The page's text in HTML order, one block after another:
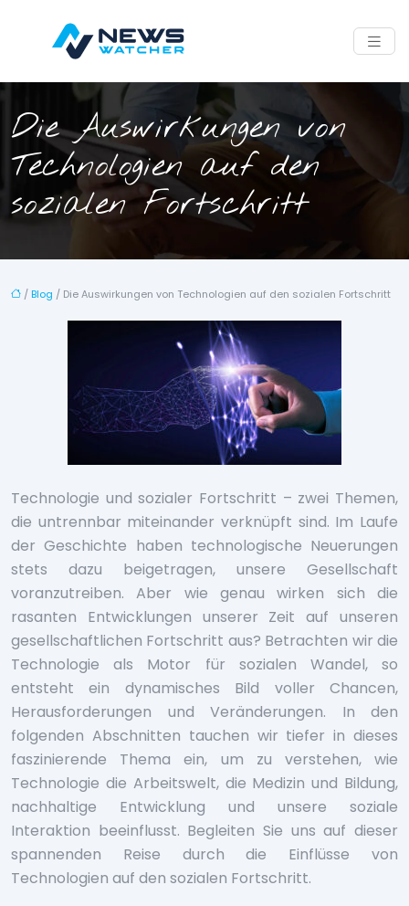
Die Auswirkungen von
Technologien auf den
sozialen Fortschritt
/ Blog / Die Auswirkungen von Technologien auf den sozialen Fortschritt
Technologie und sozialer Fortschritt – zwei Themen,
die untrennbar miteinander verknüpft sind. Im Laufe
der Geschichte haben technologische Neuerungen
stets dazu beigetragen, unsere Gesellschaft
voranzutreiben. Aber wie genau wirken sich die
rasanten Entwicklungen unserer Zeit auf unseren
gesellschaftlichen Fortschritt aus? Betrachten wir die
Technologie als Motor für sozialen Wandel, so
entsteht ein dynamisches Bild voller Chancen,
Herausforderungen und Veränderungen. In den
folgenden Abschnitten tauchen wir tiefer in dieses
faszinierende Thema ein, um zu verstehen, wie
Technologie die Arbeitswelt, die Medizin und Bildung,
nachhaltige Entwicklung und unsere soziale
Interaktion beeinflusst. Begleiten Sie uns auf dieser
spannenden Reise durch die Einflüsse von
Technologien auf den sozialen Fortschritt.